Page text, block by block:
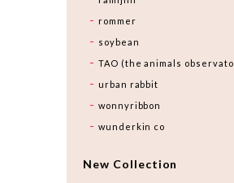
rommer
soybean
TAO (the animals
urban rabbit
wonnyribbon
wunderkin co
New Collection